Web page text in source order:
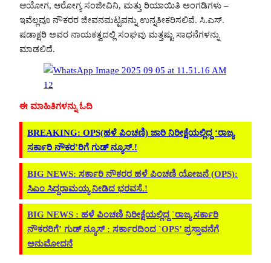
ಆಯೋಗ, ಆರೋಗ್ಯ ಸಂಜೀವಿನಿ, ಮತ್ತು ರಿಯಾಯಿತಿ ಅಂಗಡಿಗಳು –
ಇವೆಲ್ಲವೂ ನೌಕರರ ಜೀವನಮಟ್ಟವನ್ನು ಉನ್ನತೀಕರಿಸಲಿವೆ. ಸಿ.ಎಸ್.
ಷಡಾಕ್ಷರಿ ಅವರ ನಾಯಕತ್ವದಲ್ಲಿ ಸಂಘವು ಮತ್ತಷ್ಟು ಸಾಧನೆಗಳನ್ನು
ಮಾಡಲಿದೆ.
ಈ ಮಾಹಿತಿಗಳನ್ನು ಓದಿ
BREAKING: OPS(ಹಳೆ ಪಿಂಚಣಿ) ಜಾರಿ ನಿರೀಕ್ಷೆಯಲ್ಲಿದ್ದ ‘ರಾಜ್ಯ
ಸರ್ಕಾರಿ ನೌಕರ’ರಿಗೆ ಗುಡ್ ನ್ಯೂಸ್.!
BIG NEWS: ಸರ್ಕಾರಿ ನೌಕರರ ಹಳೆ ಪಿಂಚಣಿ ಯೋಜನೆ (OPS):
ಸಿಎಂ ಸಿದ್ದರಾಮಯ್ಯ ನೀಡಿದ ಭರವಸೆ.!
BIG NEWS : ಹಳೆ ಪಿಂಚಣಿ ನಿರೀಕ್ಷೆಯಲ್ಲಿದ್ದ `ರಾಜ್ಯ ಸರ್ಕಾರಿ
ನೌಕರರಿಗೆ’ ಗುಡ್ ನ್ಯೂಸ್ : ಸರ್ಕಾರದಿಂದ `OPS’ ಪ್ರಸ್ತಾವನೆಗೆ
ಅನುಮೋದನೆ